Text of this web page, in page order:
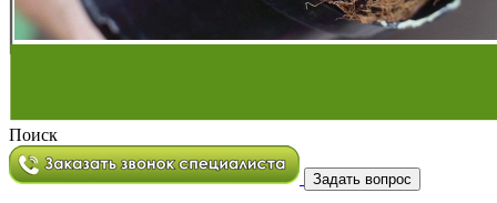
Поиск
Задать вопрос